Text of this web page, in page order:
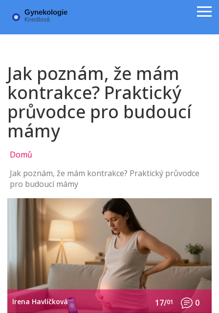
Jak poznám, že mám
kontrakce? Praktický
průvodce pro budoucí
mámy
Domů
Jak poznám, že mám kontrakce? Praktický průvodce
pro budoucí mámy
Irena Havlíčková 17/01 0